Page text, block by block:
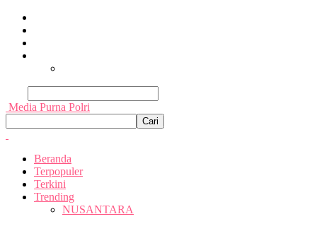
Media Purna Polri
Beranda
Terpopuler
Terkini
Trending
NUSANTARA